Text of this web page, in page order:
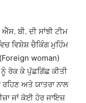
ਬੀ. ਦੀ ਸਾਂਝੀ ਟੀਮ
ਵਿਸ਼ੇਸ਼ ਚੈਕਿੰਗ ਮੁਹਿੰਮ
woman)
ਰੋਕ ਕੇ ਪੁੱਛਗਿੱਛ ਕੀਤੀ
ਅਤੇ ਯਾਤਰਾ ਨਾਲ
ਜਾਂ ਕੋਈ ਹੋਰ ਜਾਇਜ਼